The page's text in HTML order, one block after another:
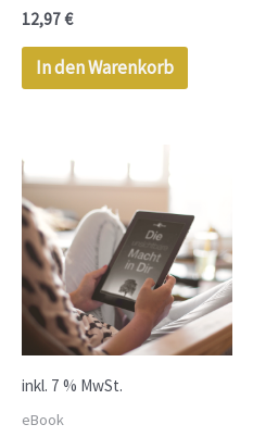
12,97€
In den Warenkorb
inkl. 7 % MwSt.
eBook